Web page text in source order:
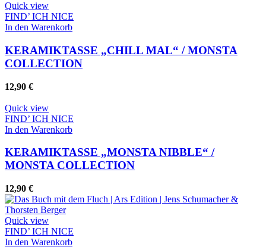
Quick view
FIND’ ICH NICE
In den Warenkorb
KERAMIKTASSE „CHILL MAL“ / MONSTA
COLLECTION
12,90 €
Quick view
FIND’ ICH NICE
In den Warenkorb
KERAMIKTASSE „MONSTA NIBBLE“ /
MONSTA COLLECTION
12,90 €
Quick view
FIND’ ICH NICE
In den Warenkorb